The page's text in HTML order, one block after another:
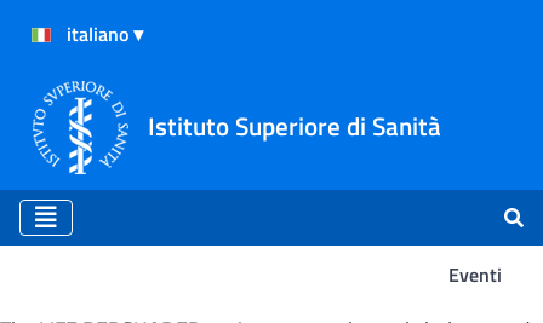
Istituto Superiore di Sanità
Eventi